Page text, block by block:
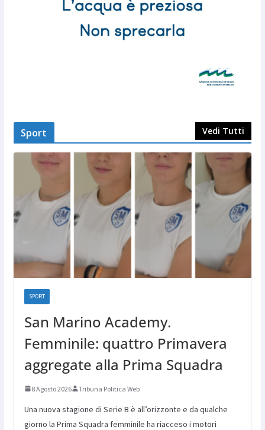
Sport Vedi Tutti
SPORT
San Marino Academy.
Femminile: quattro Primavera
aggregate alla Prima Squadra
8 Agosto 2026 Tribuna Politica Web
Una nuova stagione di Serie B è all’orizzonte e da qualche
giorno la Prima Squadra femminile ha riacceso i motori